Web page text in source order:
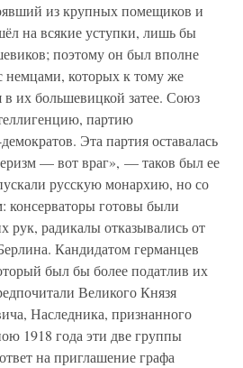
из крупных помещиков и
на всякие уступки, лишь бы
поэтому он был вполне
немцами, которых к тому же
в их большевицкой затее. Союз
партию
Эта партия оставалась
— вот враг», — таков был ее
русскую монархию, но со
консерваторы готовы были
рук, радикалы отказывались от
Кандидатом германцев
был бы более податлив их
Великого Князя
Наследника, признанного
1918 года эти две группы
на приглашение графа